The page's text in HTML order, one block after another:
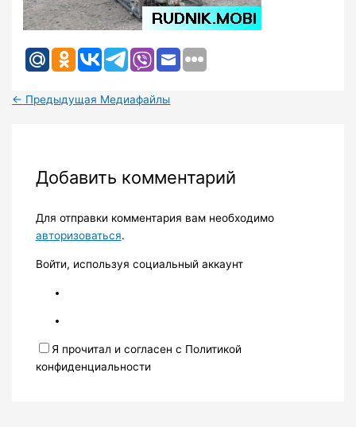
← Предыдущая Медиафайлы
Добавить комментарий
Для отправки комментария вам необходимо
авторизоваться.
Войти, используя социальный аккаунт
Я прочитал и согласен с Политикой
конфиденциальности